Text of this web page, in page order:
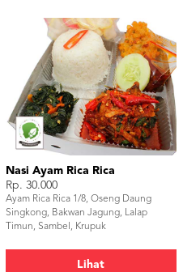
Nasi Ayam Rica Rica
Rp. 30.000
Ayam Rica Rica 1/8, Oseng Daung
Singkong, Bakwan Jagung, Lalap
Timun, Sambel, Krupuk
Lihat